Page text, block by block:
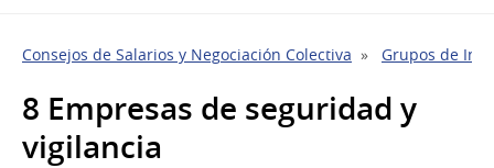
Consejos de Salarios y Negociación Colectiva Grupos de
8 Empresas de seguridad y
vigilancia